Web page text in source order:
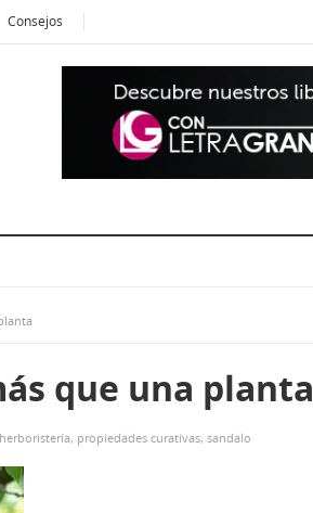
Consejos
que una planta
herboristería, propiedades curativas, sandalo